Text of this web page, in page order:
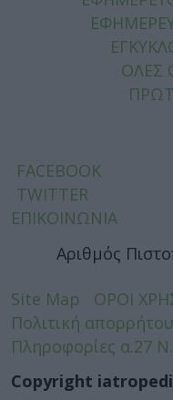
ΟΛΕΣ
FACEBOOK
TWITTER
ΕΠΙΚΟΙΝΩΝΙΑ
Αριθμός
Site Map ΟΡΟΙ
Πολιτική απορρήτου
Πληροφορίες α.27
Copyright